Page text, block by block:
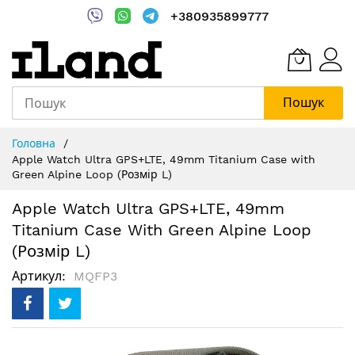
+380935899777
Пошук
Content
Головна
Apple Watch Ultra GPS+LTE, 49mm Titanium Case with
Green Alpine Loop (Розмір L)
Apple Watch Ultra GPS+LTE, 49mm
Titanium Case With Green Alpine Loop
(Розмір L)
Артикул MQFP3